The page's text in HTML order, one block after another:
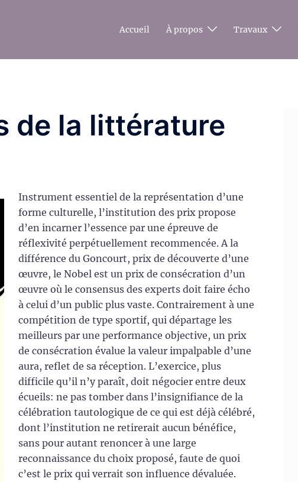
Accueil À propos Travaux
de la littérature
Instrument essentiel de la représentation d’une
forme culturelle, l’institution des prix propose
d’en incarner l’essence par une épreuve de
réflexivité perpétuellement recommencée. A la
différence du Goncourt, prix de découverte d’une
œuvre, le Nobel est un prix de consécration d’un
œuvre où le consensus des experts doit faire écho
à celui d’un public plus vaste. Contrairement à une
compétition de type sportif, qui départage les
meilleurs par une performance objective, un prix
de consécration évalue la valeur impalpable d’une
aura, reflet de sa réception. L’exercice, plus
difficile qu’il n’y paraît, doit négocier entre deux
écueils: ne pas tomber dans l’insignifiance de la
célébration tautologique de ce qui est déjà célébré,
dont l’institution ne retirerait aucun bénéfice,
sans pour autant renoncer à une large
reconnaissance du choix proposé, faute de quoi
c’est le prix qui verrait son influence dévaluée.